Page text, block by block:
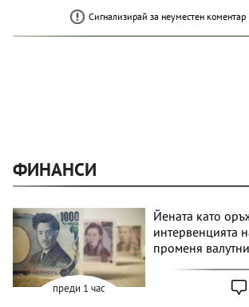
Сигнализирай за неуместен коментар
ФИНАНСИ
преди 1 час
Йената като
интервенцията
променя